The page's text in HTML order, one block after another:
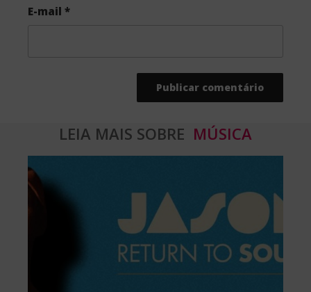
E-mail *
LEIA MAIS SOBRE MÚSICA